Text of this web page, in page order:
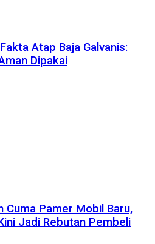
Atap Baja Galvanis:
Dipakai
Cuma Pamer Mobil Baru,
Jadi Rebutan Pembeli